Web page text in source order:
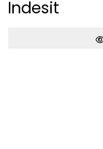
Indesit